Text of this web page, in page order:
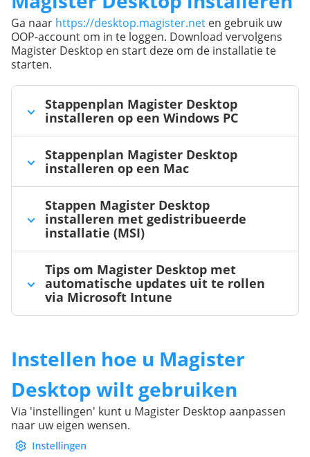
Ga naar https://desktop.magister.net en gebruik uw
OOP-account om in te loggen. Download vervolgens
Magister Desktop en start deze om de installatie te
starten.
Stappenplan Magister Desktop
installeren op een Windows PC
Stappenplan Magister Desktop
installeren op een Mac
Stappen Magister Desktop
installeren met gedistribueerde
installatie (MSI)
Tips om Magister Desktop met
automatische updates uit te rollen
via Microsoft Intune
Instellen hoe u Magister
Desktop wilt gebruiken
Via 'instellingen' kunt u Magister Desktop aanpassen
naar uw eigen wensen.